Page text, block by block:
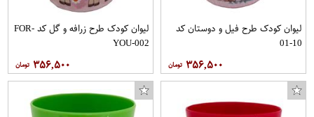
لیوان کودک طرح فیل و دوستان کد
10-01
۳۵۶,۵۰۰
لیوان کودک طرح زرافه و گل کد FOR-
YOU-002
۳۵۶,۵۰۰